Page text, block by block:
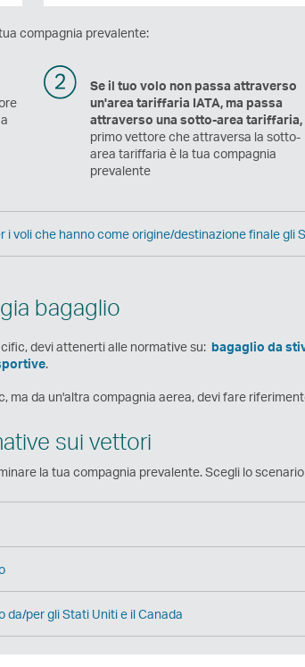
compagnia prevalente:
Se il tuo volo non passa attraverso
un'area tariffaria IATA, ma passa
attraverso una sotto-area tariffaria,
primo vettore che attraversa la sotto-
area tariffaria è la tua compagnia
prevalente
i voli che hanno come origine/destinazione finale gli
bagaglio
devi attenerti alle normative su: bagaglio da
.
ma da un'altra compagnia aerea, devi fare
sui vettori
la tua compagnia prevalente. Scegli lo
da/per gli Stati Uniti e il Canada